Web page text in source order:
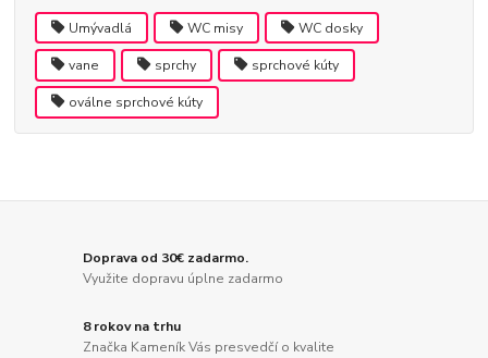
Umývadlá WC misy WC dosky
vane sprchy sprchové kúty
oválne sprchové kúty
Doprava od 30€ zadarmo.
Využite dopravu úplne zadarmo
8 rokov na trhu
Značka Kameník Vás presvedčí o kvalite